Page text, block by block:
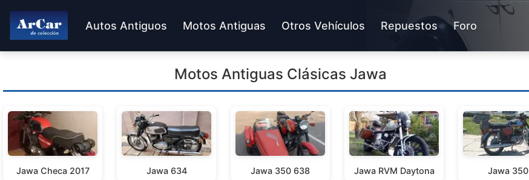
Autos Antiguos Motos Antiguas Otros Vehículos Repuestos Foro
Motos Antiguas Clásicas Jawa
Jawa Checa 2017 Jawa 634 Jawa 350 638 Jawa RVM Daytona Jawa 350